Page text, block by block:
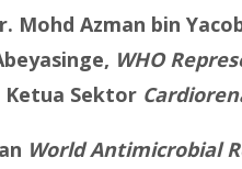
Mohd Azman bin
WHO
Ketua Sektor
World Antimicrobial